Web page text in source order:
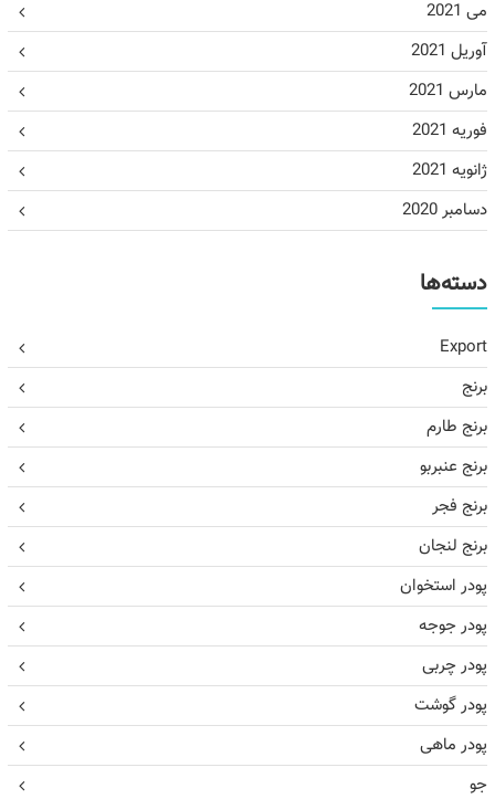
می 2021
آوریل 2021
مارس 2021
فوریه 2021
ژانویه 2021
دسامبر 2020
دسته‌ها
Export
برنج
برنج طارم
برنج عنبربو
برنج فجر
برنج لنجان
پودر استخوان
پودر جوجه
پودر چربی
پودر گوشت
پودر ماهی
جو